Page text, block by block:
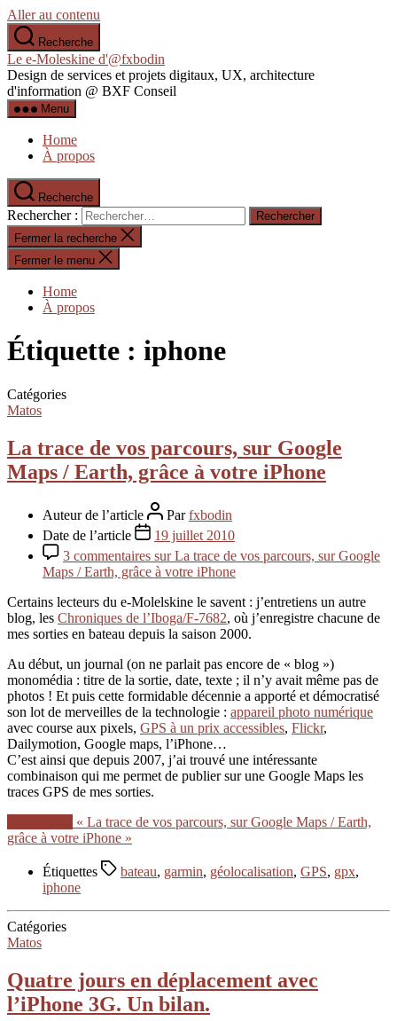
Aller au contenu
Recherche
Le e-Moleskine d'@fxbodin
Design de services et projets digitaux, UX, architecture
d'information @ BXF Conseil
Menu
Home
À propos
Recherche
Rechercher :
Fermer la recherche
Fermer le menu
Home
À propos
Étiquette : iphone
Catégories
Matos
La trace de vos parcours, sur Google
Maps / Earth, grâce à votre iPhone
Auteur de l’article Parfxbodin
Date de l’article
19 juillet 2010
3 commentaires sur La trace de vos parcours, sur Google
Maps / Earth, grâce à votre iPhone
Certains lecteurs du e-Molelskine le savent : j’entretiens un autre
blog, les Chroniques de l’Iboga/F-7682, où j’enregistre chacune de
mes sorties en bateau depuis la saison 2000.
Au début, un journal (on ne parlait pas encore de « blog »)
monomédia : titre de la sortie, date, texte ; il n’y avait même pas de
photos ! Et puis cette formidable décennie a apporté et démocratisé
son lot de merveilles de la technologie : appareil photo numérique
avec course aux pixels, GPS à un prix accessibles, Flickr,
Dailymotion, Google maps, l’iPhone…
C’est ainsi que depuis 2007, j’ai trouvé une intéressante
combinaison qui me permet de publier sur une Google Maps les
traces GPS de mes sorties.
« La trace de vos parcours, sur Google Maps / Earth,
grâce à votre iPhone »
Étiquettes bateau, garmin, géolocalisation, GPS, gpx,
iphone
Catégories
Matos
Quatre jours en déplacement avec
l’iPhone 3G. Un bilan.